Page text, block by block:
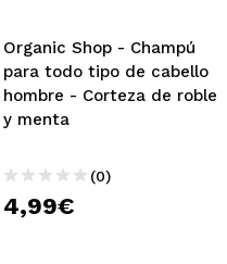
Organic Shop - Champú
para todo tipo de cabello
hombre - Corteza de roble
y menta
(0)
4,99€